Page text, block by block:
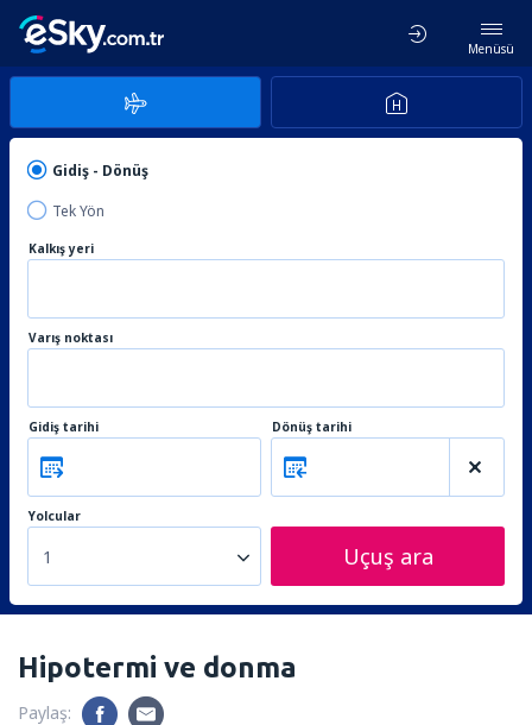
Menüsü
Gidiş - Dönüş
Tek Yön
Kalkış yeri
Varış noktası
Gidiş tarihi Dönüş tarihi
Yolcular
1 Uçuş ara
Hipotermi ve donma
Paylaş: